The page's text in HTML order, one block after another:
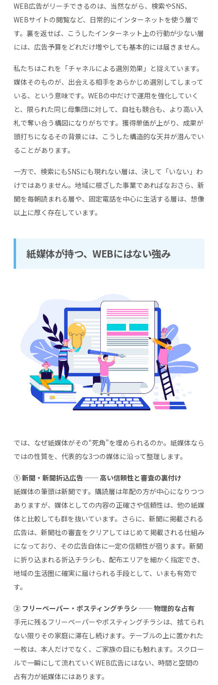
WEB広告がリーチできるのは、当然ながら、検索やSNS、
WEBサイトの閲覧など、日常的にインターネットを使う層で
す。裏を返せば、こうしたインターネット上の行動が少ない層
には、広告予算をどれだけ増やしても基本的には届きません。
私たちはこれを「チャネルによる選別効果」と捉えています。
媒体そのものが、出会える相手をあらかじめ選別してしまって
いる、という意味です。WEBの中だけで運用を強化していく
と、限られた同じ母集団に対して、自社も競合も、より高い入
札で奪い合う構図になりがちです。獲得単価が上がり、成果が
頭打ちになるその背景には、こうした構造的な天井が潜んでい
ることがあります。
一方で、検索にもSNSにも現れない層は、決して「いない」わ
けではありません。地域に根ざした事業であればなおさら、新
聞を毎朝読まれる層や、固定電話を中心に生活する層は、想像
以上に厚く存在しています。
紙媒体が持つ、WEBにはない強み
では、なぜ紙媒体がその“死角”を埋められるのか。紙媒体なら
ではの性質を、代表的な3つの媒体に沿って整理します。
① 新聞・新聞折込広告 ── 高い信頼性と審査の裏付け
紙媒体の筆頭は新聞です。購読層は年配の方が中心になりつつ
ありますが、媒体としての内容の正確さや信頼性は、他の紙媒
体と比較しても群を抜いています。さらに、新聞に掲載される
広告は、新聞社の審査をクリアしてはじめて掲載される仕組み
になっており、その広告自体に一定の信頼性が宿ります。新聞
に折り込まれる折込チラシも、配布エリアを細かく指定でき、
地域の生活圏に確実に届けられる手段として、いまも有効で
す。
② フリーペーパー・ポスティングチラシ ── 物理的な占有
手元に残るフリーペーパーやポスティングチラシは、捨てられ
ない限りその家庭に滞在し続けます。テーブルの上に置かれた
一枚は、本人だけでなく、ご家族の目にも触れます。スクロー
ルで一瞬にして流れていくWEB広告にはない、時間と空間の
占有力が紙媒体にはあります。